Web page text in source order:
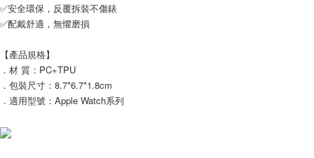
✅安全環保，反覆拆裝不傷錶
✅配戴舒適，無懼磨損
【產品規格】
．材 質：PC+TPU
．包裝尺寸：8.7*6.7*1.8cm
．適用型號：Apple Watch系列